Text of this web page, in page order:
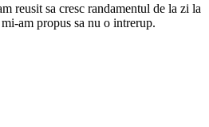
reusit sa cresc randamentul de la zi la
am propus sa nu o intrerup.